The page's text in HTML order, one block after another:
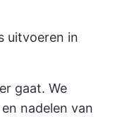
uitvoeren in
gaat. We
nadelen van